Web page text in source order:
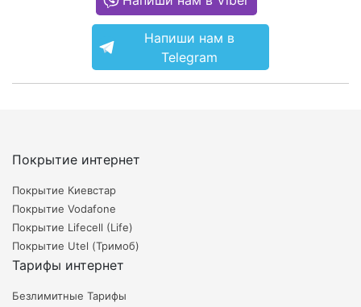
Напиши нам в
Telegram
Покрытие интернет
Покрытие Киевстар
Покрытие Vodafone
Покрытие Lifecell (Life)
Покрытие Utel (Тримоб)
Тарифы интернет
Безлимитные Тарифы